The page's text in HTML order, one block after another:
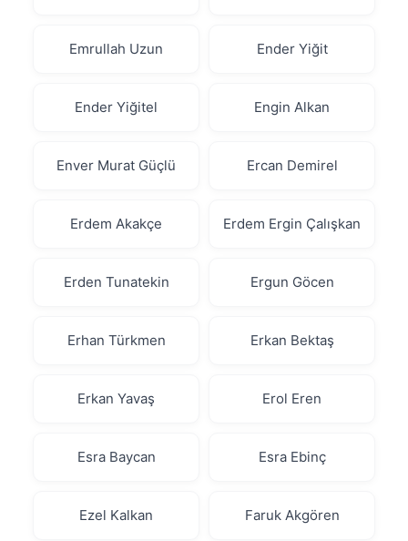
Emrullah Uzun Ender Yiğit
Ender Yiğitel Engin Alkan
Enver Murat Güçlü Ercan Demirel
Erdem Akakçe Erdem Ergin Çalışkan
Erden Tunatekin Ergun Göcen
Erhan Türkmen Erkan Bektaş
Erkan Yavaş Erol Eren
Esra Baycan Esra Ebinç
Ezel Kalkan Faruk Akgören